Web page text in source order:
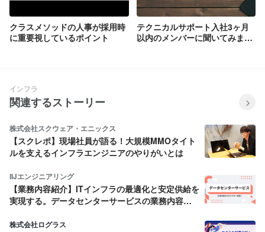
クラスメソッドの人事が採用時
に重要視しているポイント
テクニカルサポート入社3ヶ月
以内のメンバーに聞いてみまし
インフラ
関連するストーリー
株式会社スクウェア・エニックス
【スクレポ】現場社員が語る！大規模MMOタイト
ルを支えるインフラエンジニアのやりがいとは
IIJエンジニアリング
【業務内容紹介】ITインフラの最適化と安定供給を
実現する。データセンターサービスの業務内容を
株式会社ログラス